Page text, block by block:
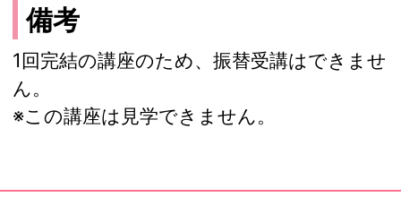
備考
1回完結の講座のため、振替受講はできませ
ん。
※この講座は見学できません。